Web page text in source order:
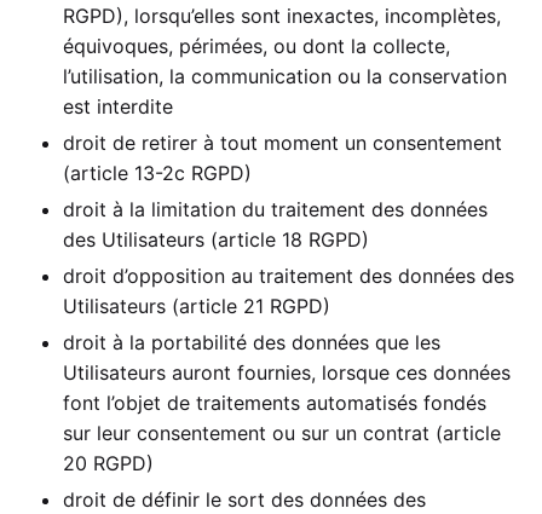
RGPD), lorsqu’elles sont inexactes, incomplètes,
équivoques, périmées, ou dont la collecte,
l’utilisation, la communication ou la conservation
est interdite
droit de retirer à tout moment un consentement
(article 13-2c RGPD)
droit à la limitation du traitement des données
des Utilisateurs (article 18 RGPD)
droit d’opposition au traitement des données des
Utilisateurs (article 21 RGPD)
droit à la portabilité des données que les
Utilisateurs auront fournies, lorsque ces données
font l’objet de traitements automatisés fondés
sur leur consentement ou sur un contrat (article
20 RGPD)
droit de définir le sort des données des